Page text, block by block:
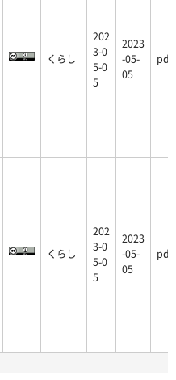
くらし
202
3-0
5-0
5
2023
-05-
05
pdf
くらし
202
3-0
5-0
5
2023
-05-
05
pdf